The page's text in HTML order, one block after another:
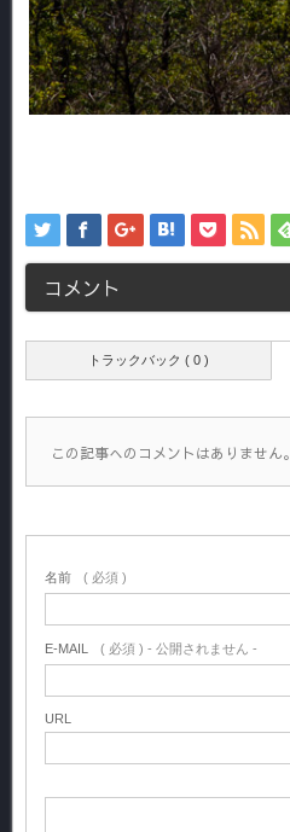
コメント
トラックバック ( 0 )
この記事へのコメントはありません。
名前 ( 必須 )
E-MAIL ( 必須 ) - 公開されません -
URL